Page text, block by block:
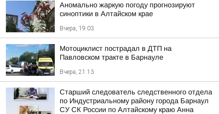
Аномально жаркую погоду прогнозируют
синоптики в Алтайском крае
Вчера, 19:03
Мотоциклист пострадал в ДТП на
Павловском тракте в Барнауле
Вчера, 21:13
Старший следователь следственного отдела
по Индустриальному району города Барнаул
СУ СК России по Алтайскому краю Анна